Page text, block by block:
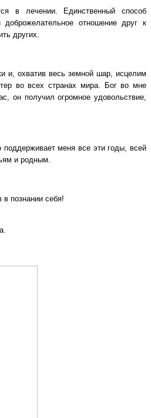
в лечении. Единственный способ
отношение друг к
других.
и, охватив весь земной шар, исцелим
во всех странах мира. Бог во мне
он получил огромное удовольствие,
поддерживает меня все эти годы, всей
и родным.
познании себя!